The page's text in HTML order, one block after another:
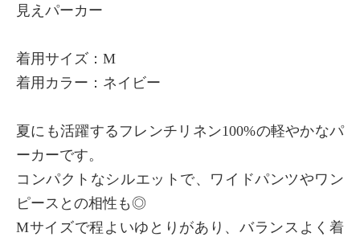
見えパーカー
着用サイズ：M
着用カラー：ネイビー
夏にも活躍するフレンチリネン100%の軽やかなパ
ーカーです。
コンパクトなシルエットで、ワイドパンツやワン
ピースとの相性も◎
Mサイズで程よいゆとりがあり、バランスよく着